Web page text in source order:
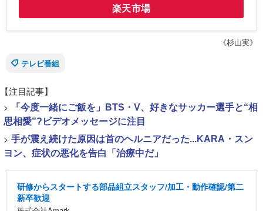
楽天市場
《杉山実》
テレビ番組
【注目記事】
>
「今度一緒にご飯を」BTS・V、好きなサッカー選手と“相
思相愛”?ビデオメッセージに注目
> 手が震え続けた原因は首のヘルニアだった...KARA・スン
ヨン、症状の悪化を告白「治療中だ」
研修からスタートする部品組立スタッフ/加工・動作確認/第二
新卒歓迎